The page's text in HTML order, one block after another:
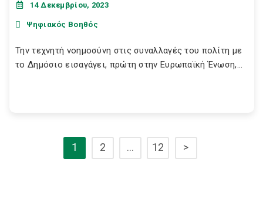
14 Δεκεμβρίου, 2023
Ψηφιακός Βοηθός
Την τεχνητή νοημοσύνη στις συναλλαγές του πολίτη με
το Δημόσιο εισαγάγει, πρώτη στην Ευρωπαϊκή Ένωση,...
1 2 … 12 >